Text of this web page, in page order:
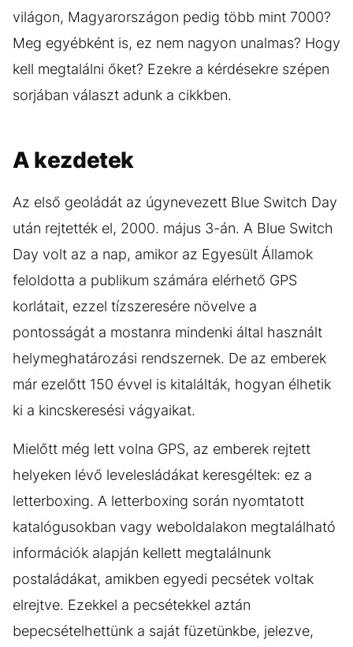
világon, Magyarországon pedig több mint 7000?
Meg egyébként is, ez nem nagyon unalmas? Hogy
kell megtalálni őket? Ezekre a kérdésekre szépen
sorjában választ adunk a cikkben.
A kezdetek
Az első geoládát az úgynevezett Blue Switch Day
után rejtették el, 2000. május 3-án. A Blue Switch
Day volt az a nap, amikor az Egyesült Államok
feloldotta a publikum számára elérhető GPS
korlátait, ezzel tízszeresére növelve a
pontosságát a mostanra mindenki által használt
helymeghatározási rendszernek. De az emberek
már ezelőtt 150 évvel is kitalálták, hogyan élhetik
ki a kincskeresési vágyaikat.
Mielőtt még lett volna GPS, az emberek rejtett
helyeken lévő levelesládákat keresgéltek: ez a
letterboxing. A letterboxing során nyomtatott
katalógusokban vagy weboldalakon megtalálható
információk alapján kellett megtalálnunk
postaládákat, amikben egyedi pecsétek voltak
elrejtve. Ezekkel a pecsétekkel aztán
bepecsételhettünk a saját füzetünkbe, jelezve,